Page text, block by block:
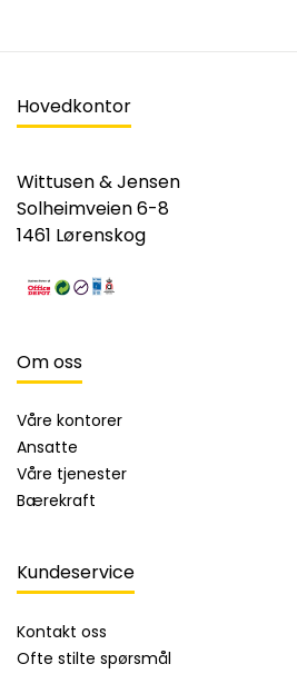
Hovedkontor
Wittusen & Jensen
Solheimveien 6-8
1461 Lørenskog
Om oss
Våre kontorer
Ansatte
Våre tjenester
Bærekraft
Kundeservice
Kontakt oss
Ofte stilte spørsmål